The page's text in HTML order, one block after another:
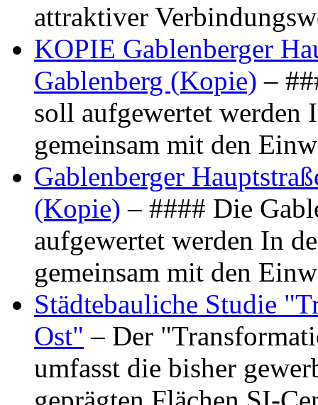
attraktiver
KOPIE Gablenberger
Gablenberg (Kopie) –
soll aufgewertet werden
gemeinsam mit den
Gablenberger
(Kopie) – #### Die
aufgewertet werden In
gemeinsam mit den
Städtebauliche Studie
Ost" – Der
umfasst die bisher